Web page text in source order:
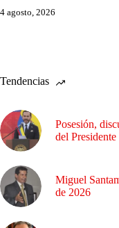
4 agosto, 2026
Tendencias
Posesión,
del
Miguel
de 2026